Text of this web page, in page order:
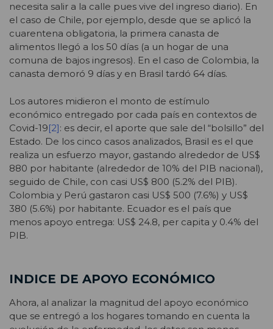
necesita salir a la calle pues vive del ingreso diario). En
el caso de Chile, por ejemplo, desde que se aplicó la
cuarentena obligatoria, la primera canasta de
alimentos llegó a los 50 días (a un hogar de una
comuna de bajos ingresos). En el caso de Colombia, la
canasta demoró 9 días y en Brasil tardó 64 días.
Los autores midieron el monto de estímulo
económico entregado por cada país en contextos de
Covid-19[2]: es decir, el aporte que sale del “bolsillo” del
Estado. De los cinco casos analizados, Brasil es el que
realiza un esfuerzo mayor, gastando alrededor de US$
880 por habitante (alrededor de 10% del PIB nacional),
seguido de Chile, con casi US$ 800 (5.2% del PIB).
Colombia y Perú gastaron casi US$ 500 (7.6%) y US$
380 (5.6%) por habitante. Ecuador es el país que
menos apoyo entrega: US$ 24.8, per capita y 0.4% del
PIB.
INDICE DE APOYO ECONÓMICO
Ahora, al analizar la magnitud del apoyo económico
que se entregó a los hogares tomando en cuenta la